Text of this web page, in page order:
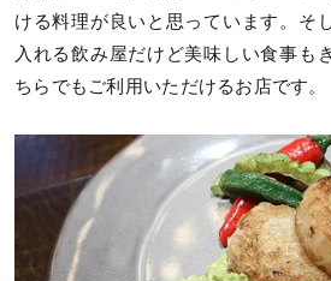
ける料理が良いと思っています。そ
入れる飲み屋だけど美味しい食事も
ちらでもご利用いただけるお店です。